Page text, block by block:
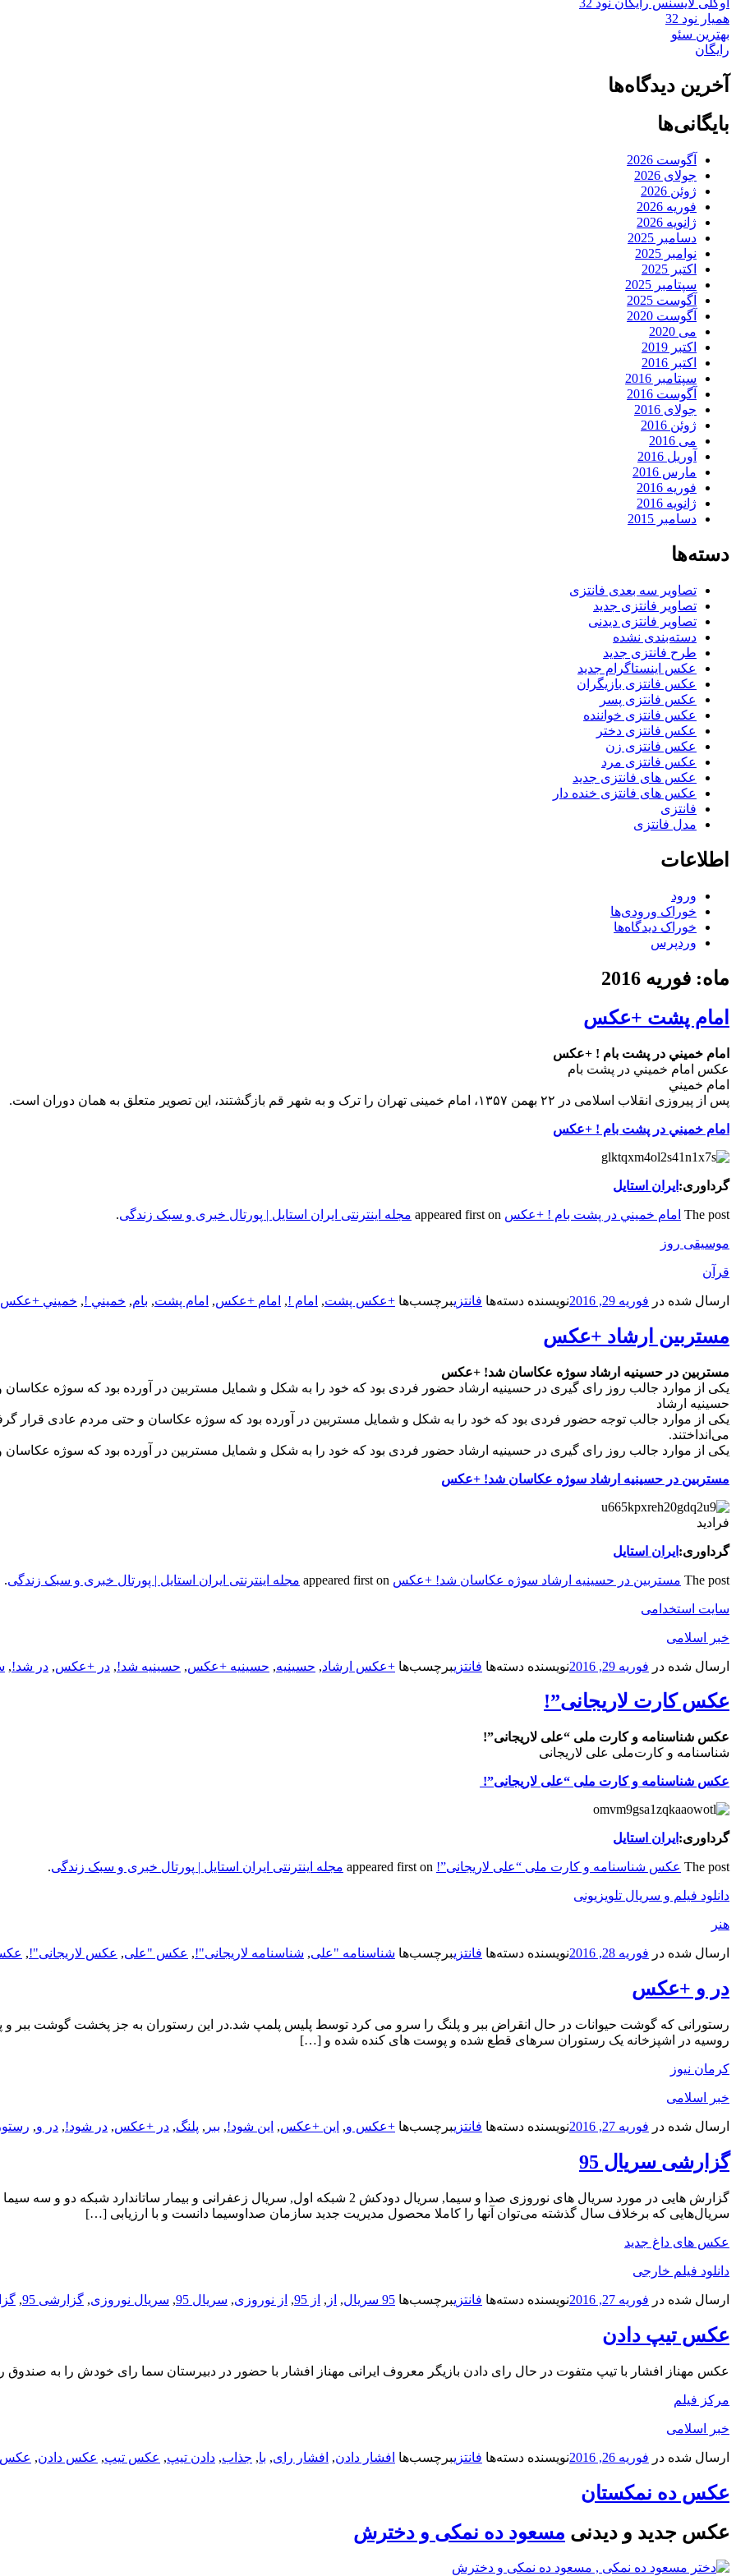
همیار نود 32
بهترین سئو
رایگان
آخرین دیدگاه‌ها
بایگانی‌ها
آگوست 2026
جولای 2026
ژوئن 2026
فوریه 2026
ژانویه 2026
دسامبر 2025
نوامبر 2025
اکتبر 2025
سپتامبر 2025
آگوست 2025
آگوست 2020
می 2020
اکتبر 2019
اکتبر 2016
سپتامبر 2016
آگوست 2016
جولای 2016
ژوئن 2016
می 2016
آوریل 2016
مارس 2016
فوریه 2016
ژانویه 2016
دسامبر 2015
دسته‌ها
تصاویر سه بعدی فانتزی
تصاویر فانتزی جدید
تصاویر فانتزی دیدنی
دسته‌بندی نشده
طرح فانتزی جدید
عکس اینستاگرام جدید
عکس فانتزی بازیگران
عکس فانتزی پسر
عکس فانتزی خواننده
عکس فانتزی دختر
عکس فانتزی زن
عکس فانتزی مرد
عکس های فانتزی جدید
عکس های فانتزی خنده دار
فانتزی
مدل فانتزی
اطلاعات
ورود
خوراک ورودی‌ها
خوراک دیدگاه‌ها
وردپرس
ماه: فوریه 2016
امام پشت +عکس
امام خميني در پشت بام ! +عکس
عکس امام خميني در پشت بام
امام خميني
پس از پیروزی انقلاب اسلامی در ۲۲ بهمن ۱۳۵۷، امام خمینی تهران را ترک و به شهر قم بازگشتند، این تصویر متعلق به همان دوران است.
امام خميني در پشت بام ! +عکس
گرداوری: ایران استایل
The post امام خميني در پشت بام ! +عکس مجله اینترنتی ایران استایل | پورتال خبری و سبک زندگی.
موسیقی روز
قرآن
ارسال شده در فوریه 29, 2016 نویسنده دسته‌ها فانتزیبرچسب‌ها +عکس پشت, امام !, امام +عکس, امام پشت, بام, خميني !, خميني +عکس
مستربین ارشاد +عکس
مستربین در حسینیه ارشاد سوژه عکاسان شد! +عکس
یکی از موارد جالب روز رای گیری در حسینیه ارشاد حضور فردی بود که خود را به شکل و شمایل مستربین در آورده بود که سوژه
حسینیه ارشاد
یکی از موارد جالب توجه حضور فردی بود که خود را به شکل و شمایل مستربین در آورده بود که سوژه عکاسان و حتی مردم عادی قرار
می‌انداختند.
یکی از موارد جالب روز رای گیری در حسینیه ارشاد حضور فردی بود که خود را به شکل و شمایل مستربین در آورده بود که سوژه
مستربین در حسینیه ارشاد سوژه عکاسان شد! +عکس
فرادید
گرداوری: ایران استایل
The post مستربین در حسینیه ارشاد سوژه عکاسان شد! +عکس مجله اینترنتی ایران استایل | پورتال خبری و سبک زندگی.
سایت استخدامی
خبر اسلامی
ارسال شده در فوریه 29, 2016 نویسنده دسته‌ها فانتزیبرچسب‌ها +عکس ارشاد, حسینیه, حسینیه +عکس, حسینیه شد!, در +عکس, در شد!,
عکس کارت‌ لاریجانی”!
عکس شناسنامه و کارت‌ ملی “علی لاریجانی”!
شناسنامه و کارت‌ملی علی لاریجانی
عکس شناسنامه و کارت‌ ملی “علی لاریجانی”!
گرداوری: ایران استایل
The post عکس شناسنامه و کارت‌ ملی “علی لاریجانی”! مجله اینترنتی ایران استایل | پورتال خبری و سبک زندگی.
دانلود فیلم و سریال تلویزیونی
هنر
ارسال شده در فوریه 28, 2016 نویسنده دسته‌ها فانتزیبرچسب‌ها شناسنامه "علی, شناسنامه لاریجانی"!, عکس "علی, عکس لاریجانی"!,
در و +عکس
رستورانی که گوشت حیوانات در حال انقراض ببر و پلنگ را سرو می کرد توسط پلیس پلمپ شد.در این رستوران به جز پخشت گوشت
روسیه در اشپزخانه یک رستوران سرهای قطع شده و پوست های کنده شده و […]
کرمان نیوز
خبر اسلامی
ارسال شده در فوریه 27, 2016 نویسنده دسته‌ها فانتزیبرچسب‌ها +عکس و, این +عکس, این شود!, ببر , پلنگ, در +عکس, در شود!, در و,
گزارشی سریال 95
گزارش هایی در مورد سریال های نوروزی صدا و سیما, سریال دودکش 2 شبکه اول, سریال زعفرانی و
سریال‌هایی که برخلاف سال گذشته می‌توان آنها را کاملا محصول مدیریت جدید سازمان صداوسیما دانست و با ارزیابی […]
عکس های داغ جدید
دانلود فیلم خارجی
ارسال شده در فوریه 27, 2016 نویسنده دسته‌ها فانتزیبرچسب‌ها 95 سریال , از , از 95 , از نوروزی, سریال 95 , سریال نوروزی, گزارشی 95 ,
عکس تیپ دادن
عکس مهناز افشار با تیپ متفوت در حال رای دادن بازیگر معروف ایرانی مهناز افشار با حضور در دبیرستان سما رای خودش را به صندوق
مرکز فیلم
خبر اسلامی
ارسال شده در فوریه 26, 2016 نویسنده دسته‌ها فانتزیبرچسب‌ها افشار دادن, افشار رای, با, جذاب, دادن تیپ, عکس تیپ, عکس دادن, عکس
عکس ده نمکستان
عکس جدید و دیدنی مسعود ده نمکی و دخترش